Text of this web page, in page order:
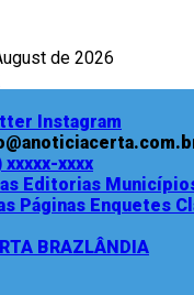
de 2026
Instagram
xxxxx-xxxx
Editorias
Páginas Enquetes